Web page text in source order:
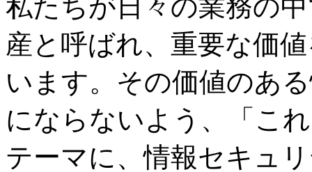
私たちが日々の業務の
産と呼ばれ、重要な価
います。その価値のあ
にならないよう、「こ
テーマに、情報セキュ